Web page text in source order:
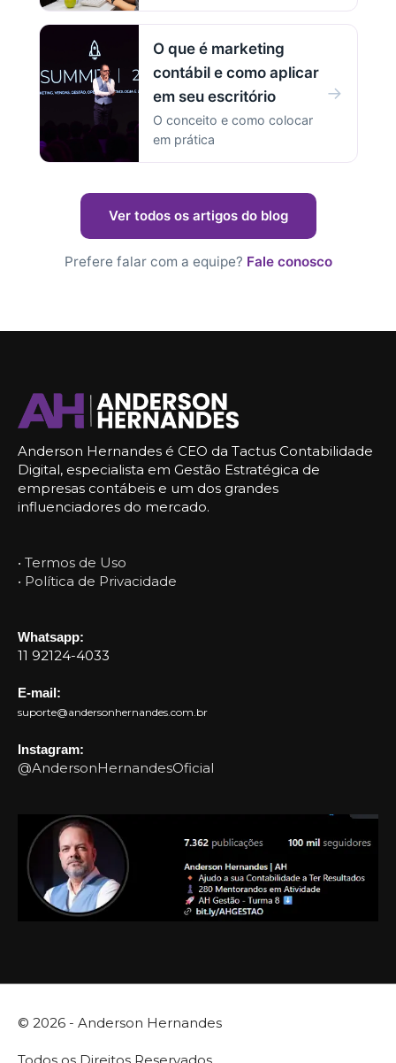
O que é marketing
contábil e como aplicar
em seu escritório
O conceito e como colocar
em prática
→
Ver todos os artigos do blog
Prefere falar com a equipe? Fale conosco
Anderson Hernandes é CEO da Tactus Contabilidade
Digital, especialista em Gestão Estratégica de
empresas contábeis e um dos grandes
influenciadores do mercado.
• Termos de Uso
• Política de Privacidade
Whatsapp:
11 92124-4033
E-mail:
suporte@andersonhernandes.com.br
Instagram:
@AndersonHernandesOficial
© 2026 - Anderson Hernandes